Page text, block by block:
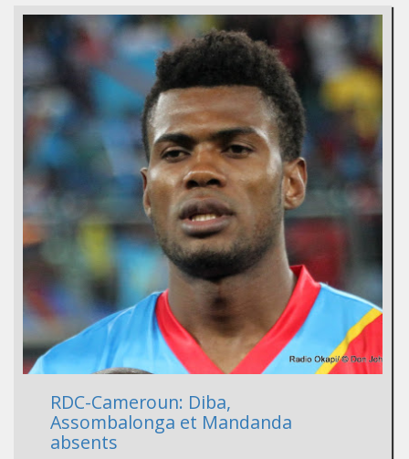
RDC-Cameroun: Diba,
Assombalonga et Mandanda
absents